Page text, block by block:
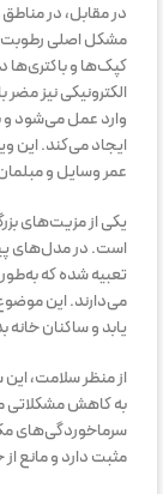
در مقابل، در
مشکل اصلی رطوبت
کپک‌ها و باکتری‌ها
الکترونیکی نیز
وارد عمل می‌شود
ایجاد می‌کند. این
عمر وسایل و
یکی از مزیت‌های
است. در مدل‌های
تعبیه شده که
می‌دارند. این
یابد و ساکنان
از منظر سلامت،
به کاهش مشکلاتی
سرماخوردگی‌های
مثبت دارد و مانع